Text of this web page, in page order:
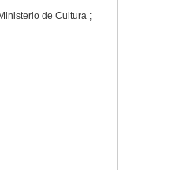
de Cultura ;